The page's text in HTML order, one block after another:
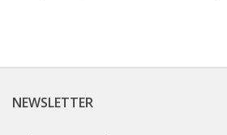
NEWSLETTER